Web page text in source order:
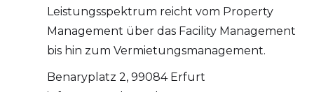
Leistungsspektrum reicht vom Property
Management über das Facility Management
bis hin zum Vermietungsmanagement.
Benaryplatz 2, 99084 Erfurt